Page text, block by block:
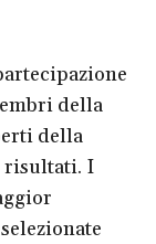
della
della
risultati. I